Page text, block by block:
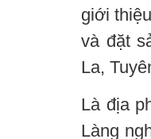
giới
và đặt
La,
Là địa
Làng